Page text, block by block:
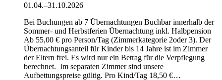
01.04.–31.10.2026
Bei Buchungen ab 7 Übernachtungen Buchbar innerhalb der
Sommer- und Herbstferien Übernachtung inkl. Halbpension
Ab 55,00 € pro Person/Tag (Zimmerkategorie 2oder 3). Der
Übernachtungsanteil für Kinder bis 14 Jahre ist im Zimmer
der Eltern frei. Es wird nur ein Betrag für die Verpflegung
berechnet. Im separaten Zimmer sind unsere
Aufbettungspreise gültig. Pro Kind/Tag 18,50 €…